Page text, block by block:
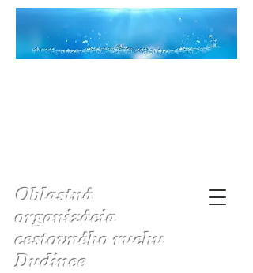
Oblastná
organizácia
cestovného ruchu
Dudince